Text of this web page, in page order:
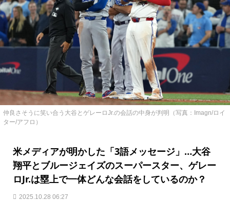
仲良さそうに笑い合う大谷とゲレーロJr.の会話の中身が判明（写真：Imagn/ロイ
ター/アフロ）
米メディアが明かした「3語メッセージ」…大谷
翔平とブルージェイズのスーパースター、ゲレー
ロJr.は塁上で一体どんな会話をしているのか？
2025.10.28 06:27